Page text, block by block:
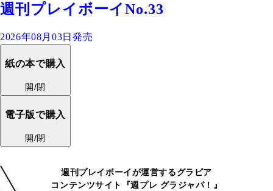
週刊プレイボーイNo.33
2026年08月03日発売
紙の本で購入
開/閉
電子版で購入
開/閉
週刊プレイボーイが運営するグラビア
コンテンツサイト『週プレ グラジャパ！』